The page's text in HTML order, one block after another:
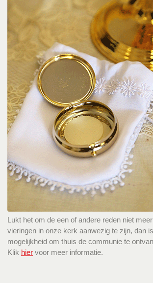
Lukt het om de een of andere reden niet
vieringen in onze kerk aanwezig te zijn, dan
mogelijkheid om thuis de communie te
Klik hier voor meer informatie.